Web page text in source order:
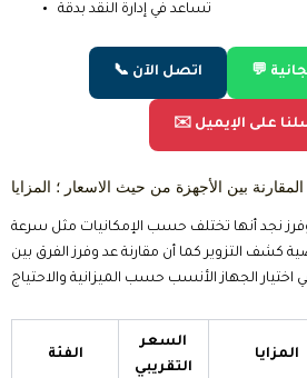
تساعد في إدارة النقد بدقة
📞 اتصل الآن
على الإيميل
المقارنة بين الأجهزة من حيث الاسعار ؛ المزايا
نجد أنها تختلف حسب الإمكانيات مثل سرعة
كشف التزوير كما أن مقارنة عد وفرز الفرق بين
الفئة
السعر
التقريبي
المزايا